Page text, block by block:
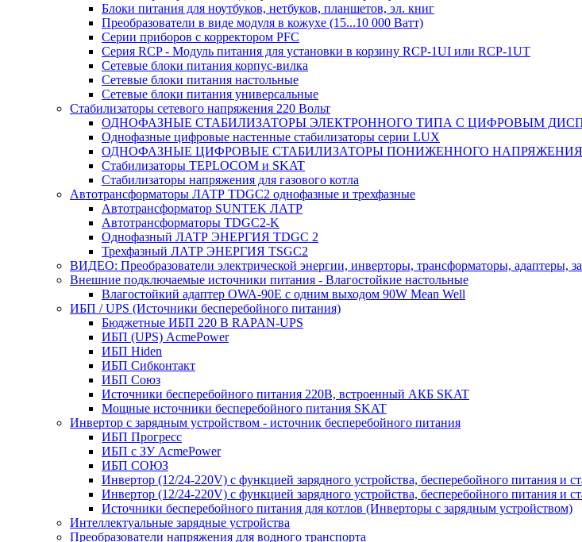
Блоки питания для ноутбуков, нетбуков, планшетов, эл. книг
Преобразователи в виде модуля в кожухе (15...10 000 Ватт)
Серии приборов с корректором PFC
Серия RCP - Модуль питания для установки в корзину RCP-1UI или RCP-1UT
Сетевые блоки питания корпус-вилка
Сетевые блоки питания настольные
Сетевые блоки питания универсальные
Стабилизаторы сетевого напряжения 220 Вольт
ОДНОФАЗНЫЕ СТАБИЛИЗАТОРЫ ЭЛЕКТРОННОГО ТИПА С ЦИФРОВЫМ
Однофазные цифровые настенные стабилизаторы серии LUX
ОДНОФАЗНЫЕ ЦИФРОВЫЕ СТАБИЛИЗАТОРЫ ПОНИЖЕННОГО НАПРЯЖЕНИЯ
Стабилизаторы TEPLOCOM и SKAT
Стабилизаторы напряжения для газового котла
Автотрансформаторы ЛАТР TDGC2 однофазные и трехфазные
Автотрансформатор SUNTEK ЛАТР
Автотрансформаторы TDGC2-K
Однофазный ЛАТР ЭНЕРГИЯ TDGC 2
Трехфазный ЛАТР ЭНЕРГИЯ TSGC2
ВИДЕО: Преобразователи электрической энергии, инверторы, трансформаторы, адаптеры,
Внешние подключаемые источники питания - Влагостойкие настольные
Влагостойкий адаптер OWA-90E с одним выходом 90W Mean Well
ИБП / UPS (Источники бесперебойного питания)
Бюджетные ИБП 220 В RAPAN-UPS
ИБП (UPS) AcmePower
ИБП Hiden
ИБП Сибконтакт
ИБП Союз
Источники бесперебойного питания 220В, встроенный АКБ SKAT
Мощные источники бесперебойного питания SKAT
Инвертор с зарядным устройством - источник бесперебойного питания
ИБП Прогресс
ИБП с ЗУ AcmePower
ИБП СОЮЗ
Инвертор (12/24-220V) с функцией зарядного устройства, бесперебойного питания и
Инвертор (12/24-220V) с функцией зарядного устройства, бесперебойного питания и
Источники бесперебойного питания для котлов (Инверторы с зарядным устройством)
Интеллектуальные зарядные устройства
Преобразователи напряжения для водного транспорта